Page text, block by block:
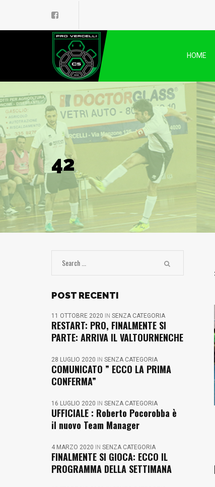
HOME
42
POST RECENTI
11 OTTOBRE 2020 IN SENZA CATEGORIA
RESTART: PRO, FINALMENTE SI
PARTE: ARRIVA IL VALTOURNENCHE
28 LUGLIO 2020 IN SENZA CATEGORIA
COMUNICATO ” ECCO LA PRIMA
CONFERMA”
16 LUGLIO 2020 IN SENZA CATEGORIA
UFFICIALE : Roberto Pocorobba è
il nuovo Team Manager
4 MARZO 2020 IN SENZA CATEGORIA
FINALMENTE SI GIOCA: ECCO IL
PROGRAMMA DELLA SETTIMANA